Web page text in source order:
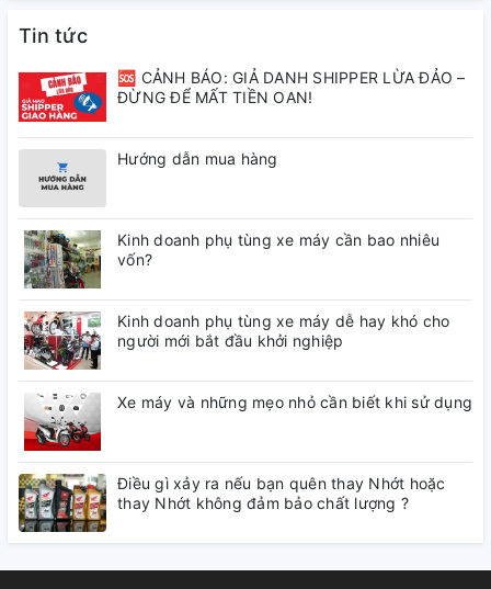
Tin tức
🆘 CẢNH BÁO: GIẢ DANH SHIPPER LỪA ĐẢO –
ĐỪNG ĐỂ MẤT TIỀN OAN!
Hướng dẫn mua hàng
Kinh doanh phụ tùng xe máy cần bao nhiêu
vốn?
Kinh doanh phụ tùng xe máy dễ hay khó cho
người mới bắt đầu khởi nghiệp
Xe máy và những mẹo nhỏ cần biết khi sử dụng
Điều gì xảy ra nếu bạn quên thay Nhớt hoặc
thay Nhớt không đảm bảo chất lượng ?